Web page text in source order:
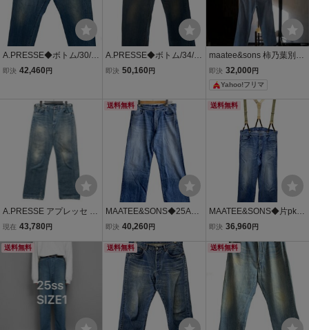
A.PRESSE◆ボトム/30/デ
ニム/IDG/26SAP-04-23M
即決 42,460 円
A.PRESSE◆ボトム/34/デ
ニム/BLU/24SAP-04-09
即決 50,160 円
maatee&sons 柿乃葉別注
Ex Mil Denim High Bleac
h サイズ1タグ付きマーテ
ィアンドサンズ
即決 32,000 円
Yahoo!フリマ
A.PRESSE アプレッセ A
P-4008 No.2 Washed De
ンツ インディゴ サイズ 3
4/30 正規品 / 55282
現在 43,780 円
送料無料
MAATEE&SONS◆25AW/
片PK DENIM VINTAGE/ボ
MT5103-0214C//
即決 40,260 円
送料無料
MAATEE&SONS◆片pkde
nim/サスペンダー付/1/デ
14c
即決 36,960 円
送料無料 送料無料 送料無料